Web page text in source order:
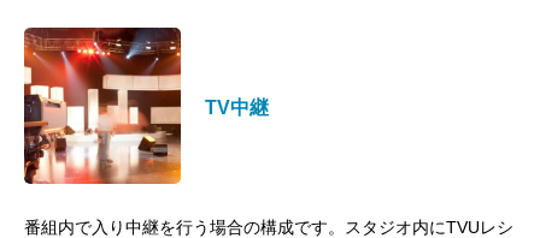
TV中継
番組内で入り中継を行う場合の構成です。スタジオ内にTVUレシ